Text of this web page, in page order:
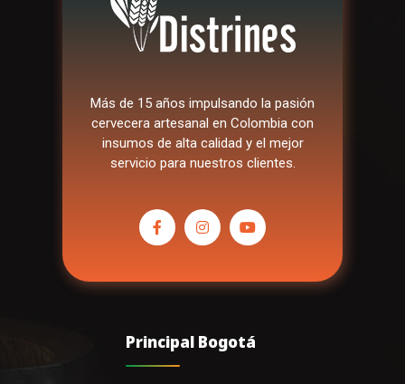
Más de 15 años impulsando la pasión
cervecera artesanal en Colombia con
insumos de alta calidad y el mejor
servicio para nuestros clientes.
Principal Bogotá